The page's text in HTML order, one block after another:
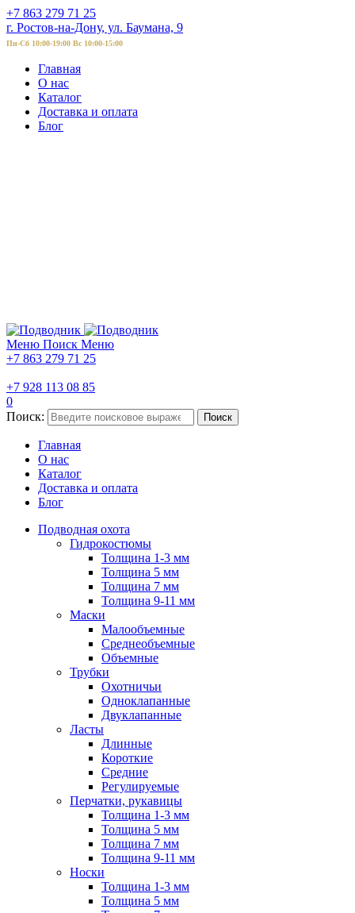
+7 863 279 71 25
г. Ростов-на-Дону, ул. Баумана, 9
Пн-Сб 10:00-19:00 Вс 10:00-15:00
Главная
О нас
Каталог
Доставка и оплата
Блог
Меню Поиск Меню
+7 863 279 71 25
+7 928 113 08 85
0
Поиск:
Поиск
Главная
О нас
Каталог
Доставка и оплата
Блог
Подводная охота
Гидрокостюмы
Толщина 1-3 мм
Толщина 5 мм
Толщина 7 мм
Толщина 9-11 мм
Маски
Малообъемные
Среднеобъемные
Объемные
Трубки
Охотничьи
Одноклапанные
Двуклапанные
Ласты
Длинные
Короткие
Средние
Регулируемые
Перчатки, рукавицы
Толщина 1-3 мм
Толщина 5 мм
Толщина 7 мм
Толщина 9-11 мм
Носки
Толщина 1-3 мм
Толщина 5 мм